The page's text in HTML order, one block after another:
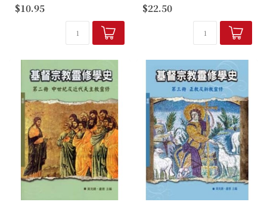
家庭的得失、祈禱的艱苦與報
酬、原諒與同情、節制與規律
孕育出這本默思札記，盧...
$10.95
依納爵的靈修教導不僅是由他
的宗教經驗，也由他所生活於
其中的世界所形塑，那是依納
爵身為一個基督徒，為...
$22.50